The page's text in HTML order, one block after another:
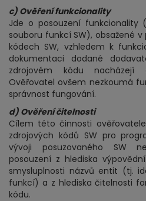
c) Ověření funkcionality
Jde o posouzení funkcionality
souboru funkcí SW), obsažené
kódech SW, vzhledem k
dokumentaci dodané
zdrojovém kódu nacházejí
Ověřovatel ovšem nezkoumá
správnost fungování.
d) Ověření čitelnosti
Cílem této činnosti
zdrojových kódů SW pro
vývoji posuzovaného SW
posouzení z hlediska
smysluplnosti názvů entit (tj.
funkcí) a z hlediska čitelnosti
kódu.